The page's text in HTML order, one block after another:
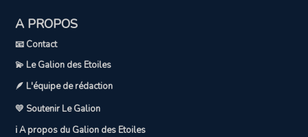
A PROPOS
📧 Contact
💫 Le Galion des Etoiles
🪶 L'équipe de rédaction
💛 Soutenir Le Galion
ℹ️ A propos du Galion des Etoiles